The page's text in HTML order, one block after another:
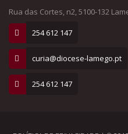
Rua das Cortes, n2, 5100-132
254 612 147
curia@diocese-lamego.pt
254 612 147